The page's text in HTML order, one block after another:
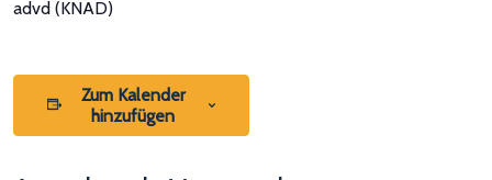
advd (KNAD)
Zum Kalender
hinzufügen